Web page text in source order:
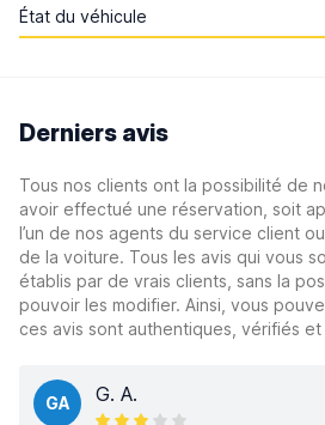
État du véhicule
Derniers avis
Tous nos clients ont la possibilité de
avoir effectué une réservation, soit
l’un de nos agents du service client
de la voiture. Tous les avis qui vous
établis par de vrais clients, sans la
pouvoir les modifier. Ainsi, vous
ces avis sont authentiques, vérifiés
GA G. A.